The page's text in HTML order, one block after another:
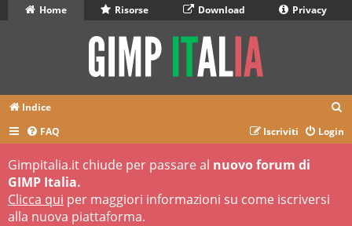
Home Risorse Download Privacy
Indice
r
FAQ Login
Iscriviti
Gimpitalia.it chiude per passare al nuovo forum di
GIMP Italia.
Clicca qui per maggiori informazioni su come iscriversi
alla nuova piattaforma.